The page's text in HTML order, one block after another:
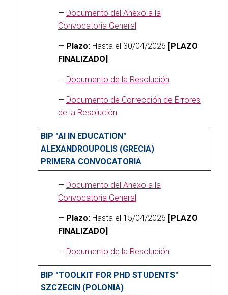
— Documento del Anexo a la
Convocatoria General
— Plazo:Hasta el 30/04/2026 [PLAZO
FINALIZADO]
— Documento de la Resolución
— Documento de Corrección de Errores
de la Resolución
BIP "AI IN EDUCATION"
ALEXANDROUPOLIS (GRECIA)
PRIMERA CONVOCATORIA
— Documento del Anexo a la
Convocatoria General
— Plazo:Hasta el 15/04/2026 [PLAZO
FINALIZADO]
— Documento de la Resolución
BIP "TOOLKIT FOR PHD STUDENTS"
SZCZECIN (POLONIA)